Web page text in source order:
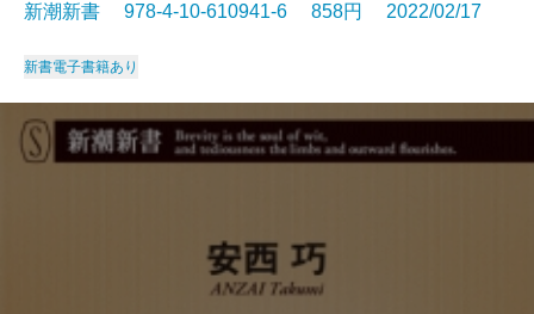
新潮新書 978-4-10-610941-6 858円 2022/02/17
新書電子書籍あり